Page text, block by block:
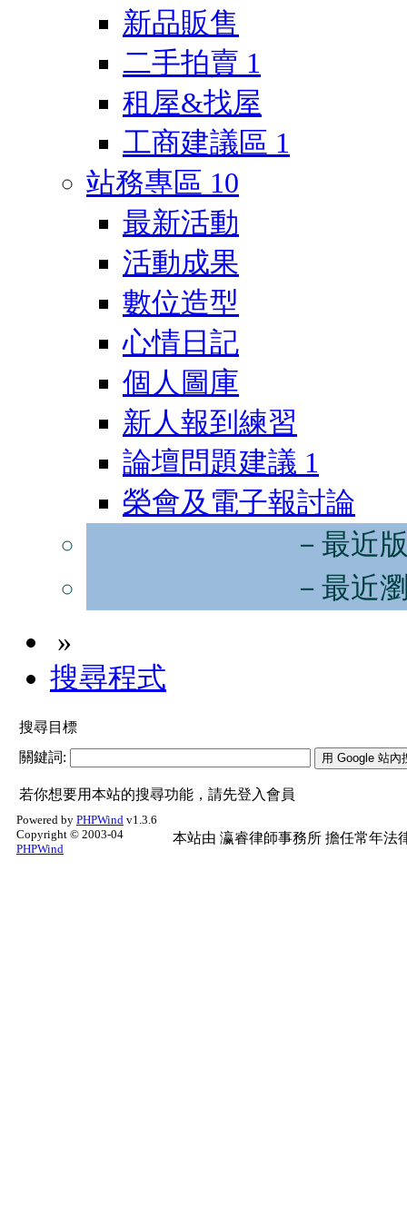
新品販售
二手拍賣 1
租屋&找屋
工商建議區 1
站務專區 10
最新活動
活動成果
數位造型
心情日記
個人圖庫
新人報到練習
論壇問題建議 1
榮會及電子報討論
－最近
－最近
»
搜尋程式
搜尋目標
關鍵詞:
若你想要用本站的搜尋功能，請先登入會員
Powered by PHPWind v1.3.6
Copyright © 2003-04
PHPWind
本站由 瀛睿律師事務所 擔任常年法